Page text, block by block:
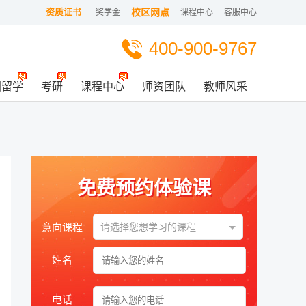
客服中心
课程中心
校区网点
奖学金
资质证书
400-900-9767
学 考研 课程中心 师资团队 教师风采
免费预约体验课
意向课程 请选择您想学习的课程
姓名
电话